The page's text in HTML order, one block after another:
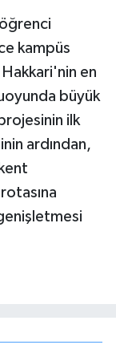
kampüs
en
büyük
ilk
ardından,